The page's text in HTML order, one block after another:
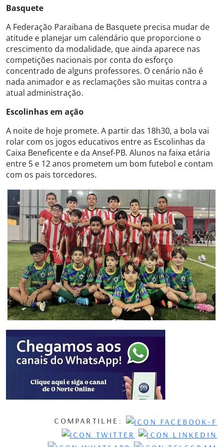
Basquete
A Federação Paraibana de Basquete precisa mudar de
atitude e planejar um calendário que proporcione o
crescimento da modalidade, que ainda aparece nas
competições nacionais por conta do esforço
concentrado de alguns professores. O cenário não é
nada animador e as reclamações são muitas contra a
atual administração.
Escolinhas em ação
A noite de hoje promete. A partir das 18h30, a bola vai
rolar com os jogos educativos entre as Escolinhas da
Caixa Beneficente e da Ansef-PB. Alunos na faixa etária
entre 5 e 12 anos prometem um bom futebol e contam
com os pais torcedores.
COMPARTILHE: